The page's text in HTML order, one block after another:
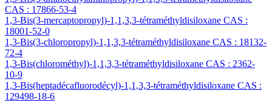
CAS : 17866-53-4
1,3-Bis(3-mercaptopropyl)-1,1,3,3-tétraméthyldisiloxane CAS :
18001-52-0
1,3-Bis(3-chloropropyl)-1,1,3,3-tétraméthyldisiloxane CAS : 18132-
72-4
1,3-Bis(chlorométhyl)-1,1,3,3-tétraméthyldisiloxane CAS : 2362-
10-9
1,3-Bis(heptadécafluorodécyl)-1,1,3,3-tétraméthyldisiloxane CAS :
129498-18-6